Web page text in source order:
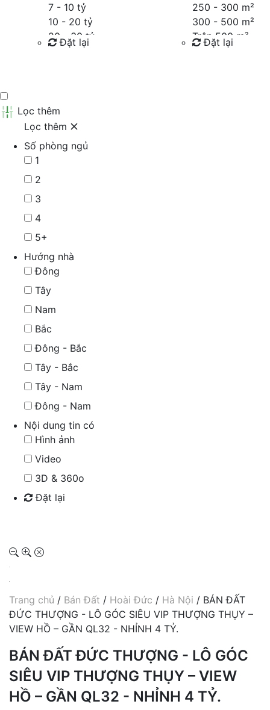
7 - 10 tỷ
10 - 20 tỷ
20 - 30 tỷ
30 - 40 tỷ
Đặt lại
250 - 300 m²
300 - 500 m²
Trên 500 m²
Đặt lại
Lọc thêm
Lọc thêm
Số phòng ngủ
1
2
3
4
5+
Hướng nhà
Đông
Tây
Nam
Bắc
Đông - Bắc
Tây - Bắc
Tây - Nam
Đông - Nam
Nội dung tin có
Hình ảnh
Video
3D & 360o
Đặt lại
Trang chủ / Bán Đất / Hoài Đức / Hà Nội / BÁN ĐẤT
ĐỨC THƯỢNG - LÔ GÓC SIÊU VIP THƯỢNG THỤY –
VIEW HỒ – GẦN QL32 - NHỈNH 4 TỶ.
BÁN ĐẤT ĐỨC THƯỢNG - LÔ GÓC
SIÊU VIP THƯỢNG THỤY – VIEW
HỒ – GẦN QL32 - NHỈNH 4 TỶ.